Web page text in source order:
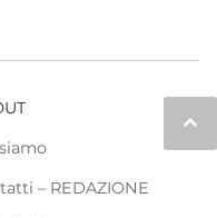
keyboard_arrow_up
– REDAZIONE